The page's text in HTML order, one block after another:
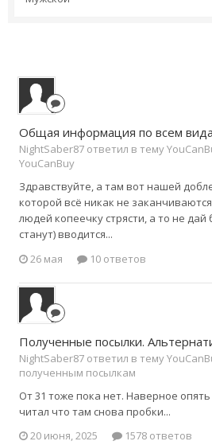
Общая информация по всем
NightSaber87 ответил в тему
YouCanBuy
Здравствуйте, а там вот нашей
которой всё никак не
людей копеечку стрясти, а то не дай
станут) вводится...
26 мая
10 ответов
Полученные посылки.
NightSaber87 ответил в тему
полученным посылкам
От 31 тоже пока нет. Наверное
читал что там снова пробки...
20 июня, 2025
1578 ответов